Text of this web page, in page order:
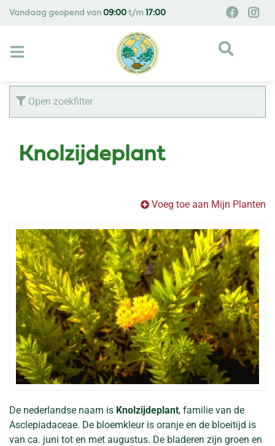
Vandaag geopend van 09:00 t/m 17:00
Open zoekfilter
Knolzijdeplant
Voeg toe aan Mijn Planten
De nederlandse naam is Knolzijdeplant, familie van de
Asclepiadaceae. De bloemkleur is oranje en de bloeitijd is
van ca. juni tot en met augustus. De bladeren zijn groen en